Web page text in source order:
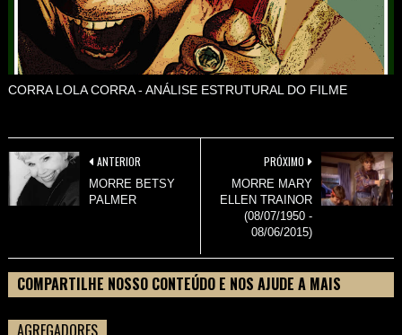
CORRA LOLA CORRA - ANÁLISE ESTRUTURAL DO FILME
PRÓXIMO
MORRE MARY
ELLEN TRAINOR
(08/07/1950 -
08/06/2015)
ANTERIOR
MORRE BETSY
PALMER
COMPARTILHE NOSSO CONTEÚDO E NOS AJUDE A MAIS
AGREGADORES